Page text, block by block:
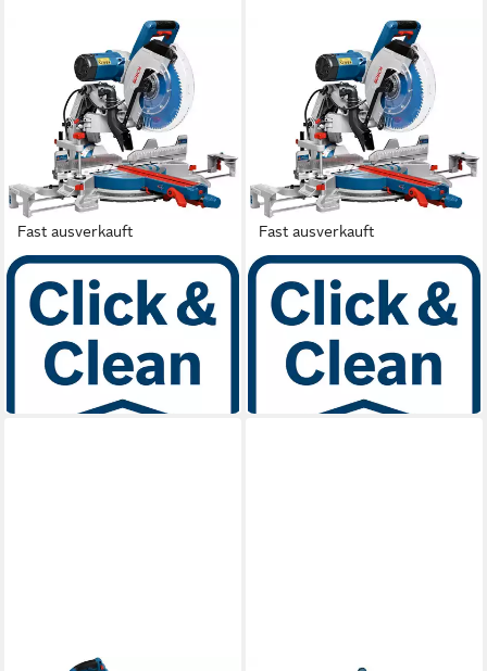
Fast ausverkauft
BOSCH PROFESSIONAL
Kapp- und Gehrungssäge
»GCM 12 GDL«
1.049,99 €
-35%
Fast ausverkauft
BOSCH PROFESSIONAL
Kapp- und Gehrungssäge
»GCM 12 GDL«
1.049,99 €
-35%